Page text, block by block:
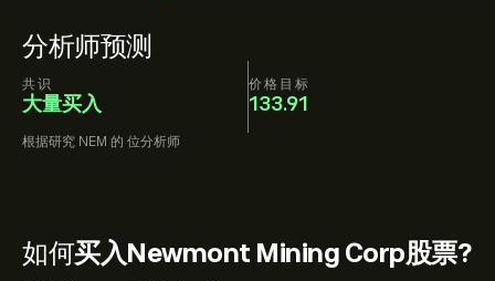
分析师预测
共识
大量买入
价格目标
133.91
根据研究 NEM 的 位分析师
如何买入Newmont Mining Corp股票?